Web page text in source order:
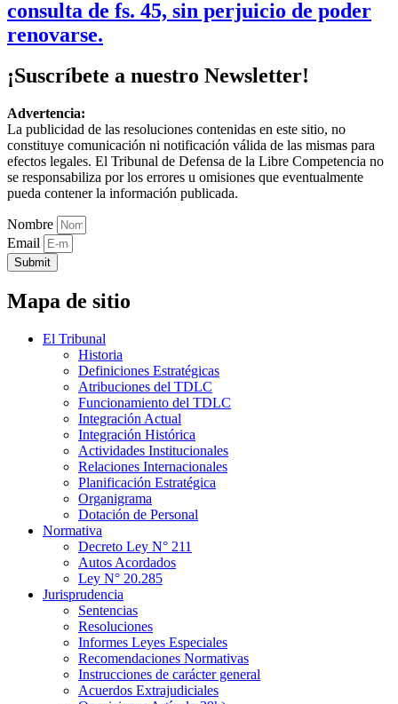
consulta de fs. 45, sin perjuicio de poder
renovarse.
¡Suscríbete a nuestro Newsletter!
Advertencia:
La publicidad de las resoluciones contenidas en este sitio, no
constituye comunicación ni notificación válida de las mismas para
efectos legales. El Tribunal de Defensa de la Libre Competencia no
se responsabiliza por los errores u omisiones que eventualmente
pueda contener la información publicada.
Nombre
Email
Submit
Mapa de sitio
El Tribunal
Historia
Definiciones Estratégicas
Atribuciones del TDLC
Funcionamiento del TDLC
Integración Actual
Integración Histórica
Actividades Institucionales
Relaciones Internacionales
Planificación Estratégica
Organigrama
Dotación de Personal
Normativa
Decreto Ley N° 211
Autos Acordados
Ley N° 20.285
Jurisprudencia
Sentencias
Resoluciones
Informes Leyes Especiales
Recomendaciones Normativas
Instrucciones de carácter general
Acuerdos Extrajudiciales